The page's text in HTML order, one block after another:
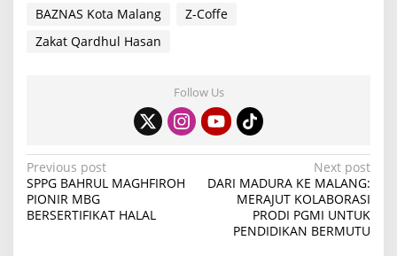
BAZNAS Kota Malang
Z-Coffe
Zakat Qardhul Hasan
Follow Us
P
o
s
Previous post
SPPG BAHRUL MAGHFIROH
PIONIR MBG
BERSERTIFIKAT HALAL
Next post
DARI MADURA KE MALANG:
MERAJUT KOLABORASI
PRODI PGMI UNTUK
PENDIDIKAN BERMUTU